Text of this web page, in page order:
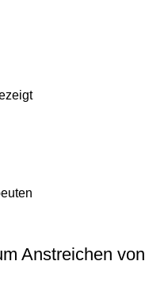
Anstreichen von